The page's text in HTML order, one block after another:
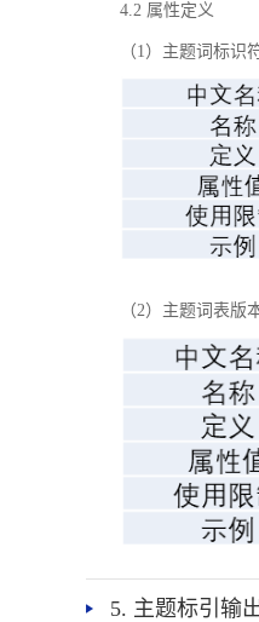
4.2 属性定义
（1）主题词标识
（2）主题词表版
5. 主题标引输